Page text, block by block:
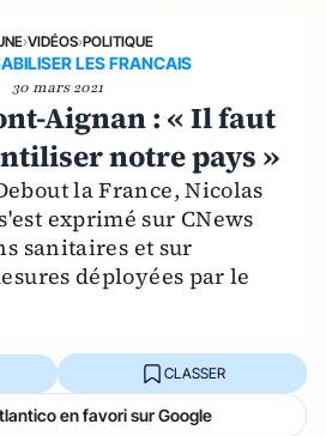
›VIDÉOS›POLITIQUE
LES FRANCAIS
30 mars 2021
Aignan : « Il faut
notre pays »
la France, Nicolas
exprimé sur CNews
sanitaires et sur
déployées par le
CLASSER
en favori sur Google